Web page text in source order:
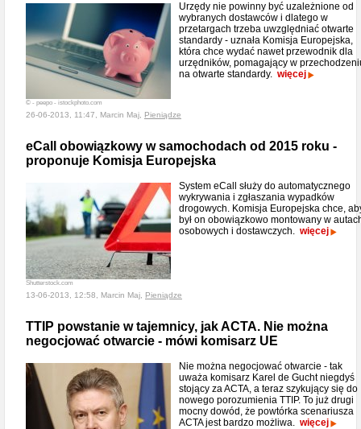
© - peepo - istockphoto.com
Urzędy nie powinny być uzależnione od
wybranych dostawców i dlatego w
przetargach trzeba uwzględniać otwarte
standardy - uznała Komisja Europejska,
która chce wydać nawet przewodnik dla
urzędników, pomagający w
na otwarte standardy. więcej
26-06-2013, 11:47, Marcin Maj, Pieniądze
eCall obowiązkowy w samochodach od 2015 roku -
proponuje Komisja Europejska
Shutterstock.com
System eCall służy do automatycznego
wykrywania i zgłaszania wypadków
drogowych. Komisja Europejska chce,
był on obowiązkowo montowany w
osobowych i dostawczych. więcej
13-06-2013, 12:58, Marcin Maj, Pieniądze
TTIP powstanie w tajemnicy, jak ACTA. Nie można
negocjować otwarcie - mówi komisarz UE
Nie można negocjować otwarcie - tak
uważa komisarz Karel de Gucht niegdyś
stojący za ACTA, a teraz szykujący się do
nowego porozumienia TTIP. To już drugi
mocny dowód, że powtórka scenariusza
ACTA jest bardzo możliwa. więcej